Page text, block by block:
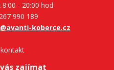
- 20:00 hod
990 189
koberce.cz
zajímat